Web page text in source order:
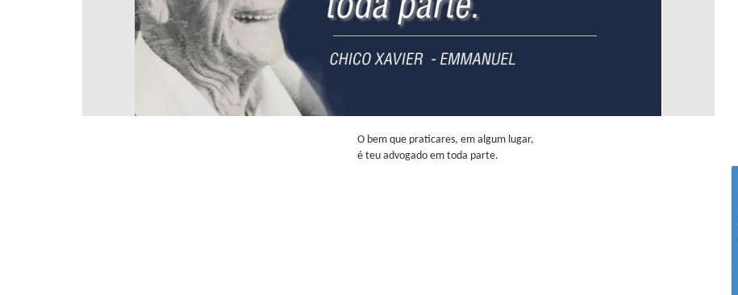
O bem que praticares, em algum lugar,
é teu advogado em toda parte.